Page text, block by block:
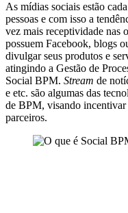
As mídias sociais estão
pessoas e com isso a
vez mais receptividade nas
possuem Facebook, blogs
divulgar seus produtos e
atingindo a Gestão de
Social BPM. Stream de
e etc. são algumas das
de BPM, visando incentivar
parceiros.